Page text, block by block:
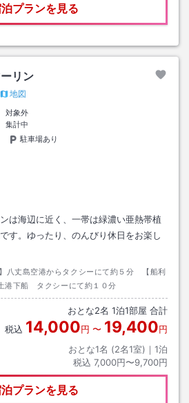
プランを見る
リン
地図
対象外
集計中
駐車場あり
は海辺に近く、一帯は緑濃い亜熱帯植
す。ゆったり、のんびり休日をお楽し
】八丈島空港からタクシーにて約５分 【船利
港下船 タクシーにて約１０分
おとな2名 1泊1部屋 合計
税込 14,000円 〜 19,400円
おとな1名 (2名1室)｜ 1泊
税込 7,000円〜9,700円
プランを見る